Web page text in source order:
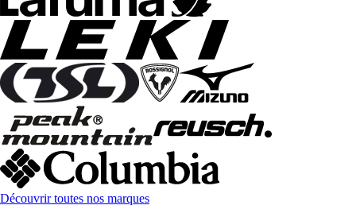
Découvrir toutes nos marques